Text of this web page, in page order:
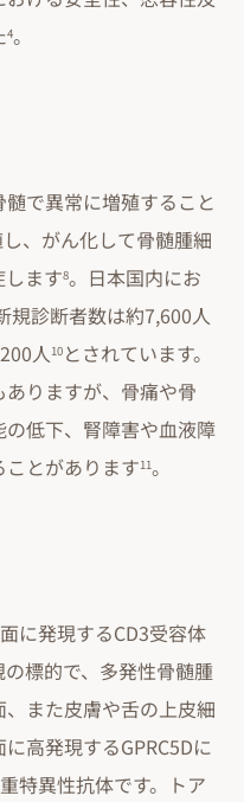
4。
で異常に増殖すること
、がん化して骨髄腫細
ます8。日本国内にお
規診断者数は約7,600人
人10 とされています。
りますが、骨痛や骨
低下、腎障害や血液障
とがあります11。
に発現するCD3受容体
標的で、多発性骨髄腫
また皮膚や舌の上皮細
高発現するGPRC5Dに
特異性抗体です。トア